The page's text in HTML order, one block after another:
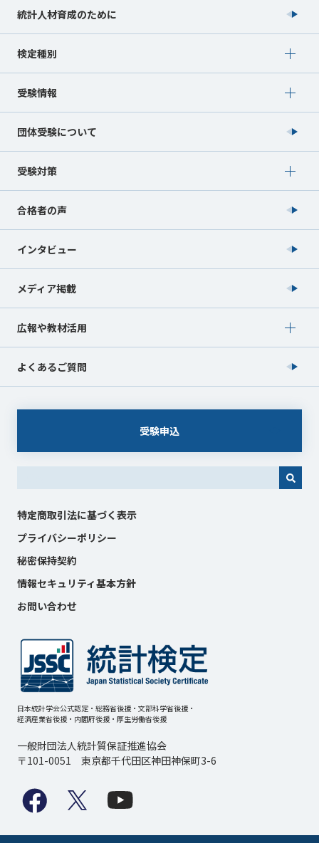
統計人材育成のために
検定種別
Show submenu for 検定種別
受験情報
Show submenu for 受験情報
団体受験について
受験対策
Show submenu for 受験対策
合格者の声
インタビュー
メディア掲載
広報や教材活用
Show submenu for 広報や教材活用
よくあるご質問
受験申込
特定商取引法に基づく表示
プライバシーポリシー
秘密保持契約
情報セキュリティ基本方針
お問い合わせ
日本統計学会公式認定・総務省後援・文部科学省後援・
経済産業省後援・内閣府後援・厚生労働省後援
一般財団法人統計質保証推進協会
〒101-0051 東京都千代田区神田神保町3-6